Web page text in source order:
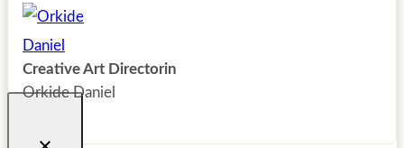
Creative Art Directorin
Orkide Daniel